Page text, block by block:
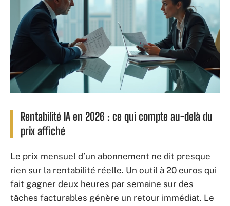
Rentabilité IA en 2026 : ce qui compte au-delà du
prix affiché
Le prix mensuel d’un abonnement ne dit presque
rien sur la rentabilité réelle. Un outil à 20 euros qui
fait gagner deux heures par semaine sur des
tâches facturables génère un retour immédiat. Le